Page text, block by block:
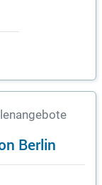
Berlin